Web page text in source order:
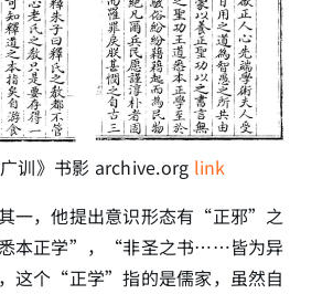
广训》书影 archive.org link
一，他提出意识形态有“正邪”之
本正学”，“非圣之书……皆为异
这个“正学”指的是儒家，虽然自